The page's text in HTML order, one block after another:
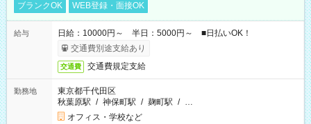
ブランクOK
WEB登録・面接OK
給与
日給：10000円～ 半日：5000円～ ■日払いOK！
交通費別途支給あり
交通費 交通費規定支給
勤務地
東京都千代田区
秋葉原駅 / 神保町駅 / 麹町駅 / …
オフィス・学校など